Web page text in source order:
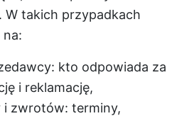
W takich przypadkach
kto odpowiada za
i reklamację,
zwrotów: terminy,